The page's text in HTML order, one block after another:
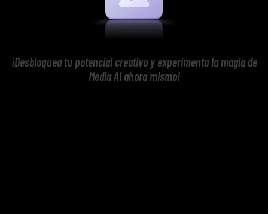
¡Desbloquea tu potencial creativo y experimenta la magia de
Media AI ahora mismo!